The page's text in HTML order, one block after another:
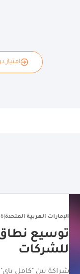
امتياز
الإمارات العربية المتحدة
منصة
علامات أزياء
إطلاق منصة التصوير